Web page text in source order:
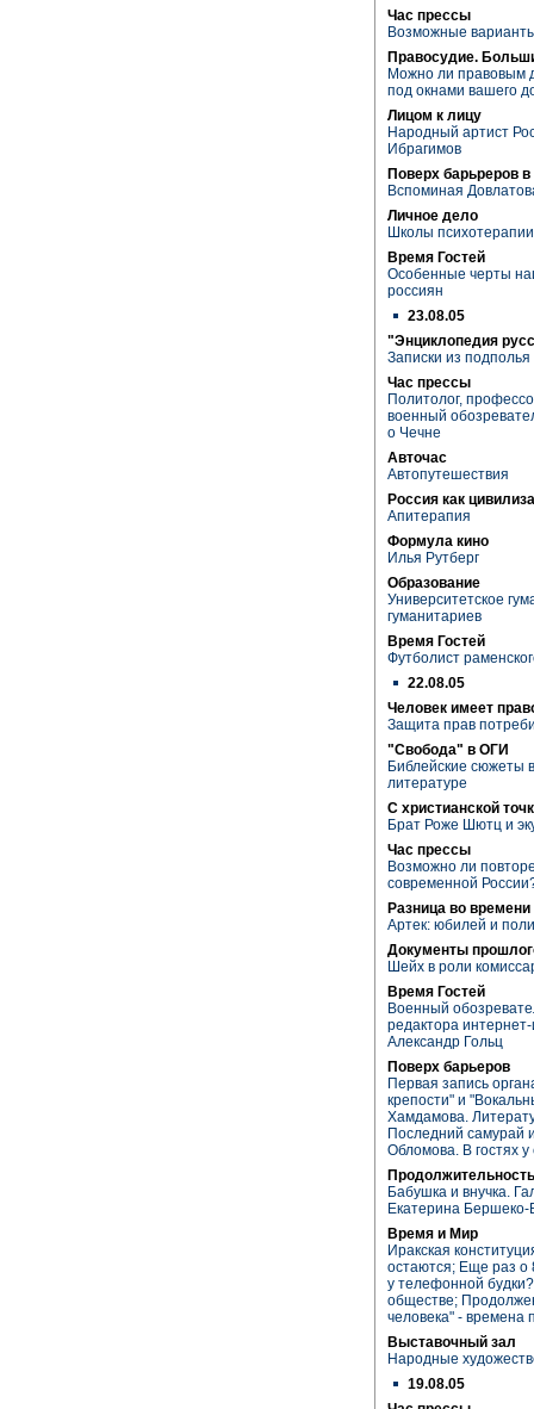
Час прессы
Возможные
Правосудие.
Можно ли правовым
под окнами вашего
Лицом к лицу
Народный артист
Ибрагимов
Поверх барьреров
Вспоминая
Личное дело
Школы психотерапии
Время Гостей
Особенные черты
россиян
23.08.05
"Энциклопедия
Записки из подполья
Час прессы
Политолог,
военный
о Чечне
Авточас
Автопутешествия
Россия как
Апитерапия
Формула кино
Илья Рутберг
Образование
Университетское
гуманитариев
Время Гостей
Футболист
22.08.05
Человек имеет
Защита прав
"Свобода" в ОГИ
Библейские сюжеты
литературе
С христианской
Брат Роже Шютц и
Час прессы
Возможно ли
современной
Разница во времени
Артек: юбилей и
Документы
Шейх в роли
Время Гостей
Военный
редактора
Александр Гольц
Поверх барьеров
Первая запись
крепости" и
Хамдамова.
Последний самурай
Обломова. В гостях
Бабушка и внучка.
Екатерина Бершеко-
Время и Мир
Иракская
остаются; Еще раз о
у телефонной
обществе;
человека" - времена
Выставочный зал
Народные
19.08.05